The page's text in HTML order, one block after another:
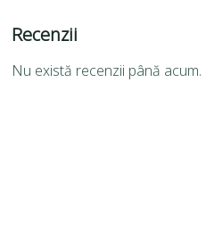
Recenzii
Nu există recenzii până acum.